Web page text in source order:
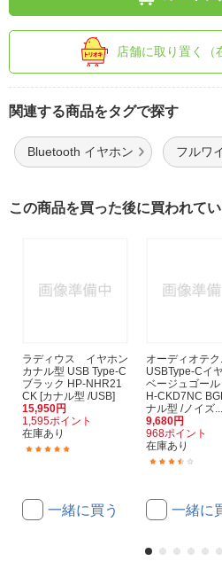
店舗に取り置く（
関連する商品をタグで探す
Bluetooth イヤホン フルワ
この商品を買った後に買われて
ラディウス イヤホン
カナル型 USB Type-C
ブラック HP-NHR21
CK [カナル型 /USB]
15,950円
1,595ポイント
在庫あり
一緒に買う
オーディオテ
USBType-Cイ
ベージュゴール
H-CKD7NC
ナル型 /ノイズ...
9,680円
968ポイント
在庫あり
一緒に